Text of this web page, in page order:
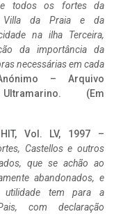
todos os fortes da
Villa da Praia e da
na ilha Terceira,
da importância da
necessárias em cada
– Arquivo
(Em
Vol. LV, 1997 –
Castellos e outros
que se achão ao
abandonados, e
utilidade tem para a
com declaração